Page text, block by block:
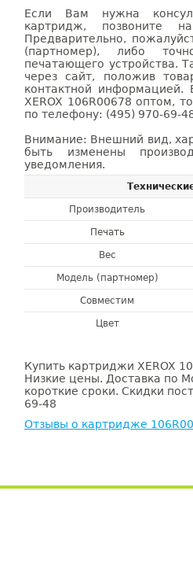
Если Вам нужна
картридж, позвоните
Предварительно,
(партномер), либо
печатающего устройства.
через сайт, положив
контактной информацией.
XEROX 106R00678 оптом,
по телефону: (495) 970-69-
Внимание: Внешний вид,
быть изменены
уведомления.
Производитель
Печать
Вес
Модель (партномер)
Совместим
Цвет
Купить картриджи XEROX
Низкие цены. Доставка по
короткие сроки. Скидки
69-48
Отзывы о картридже